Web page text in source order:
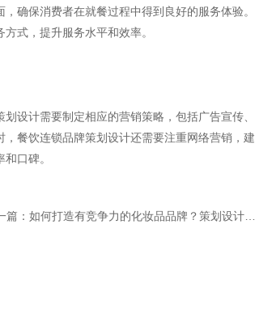
确保消费者在就餐过程中得到良好的服务体验。
式，提升服务水平和效率。
设计需要制定相应的营销策略，包括广告宣传、
餐饮连锁品牌策划设计还需要注重网络营销，建
口碑。
篇： 如何打造有竞争力的化妆品品牌？策划设计的四大要素不可忽视